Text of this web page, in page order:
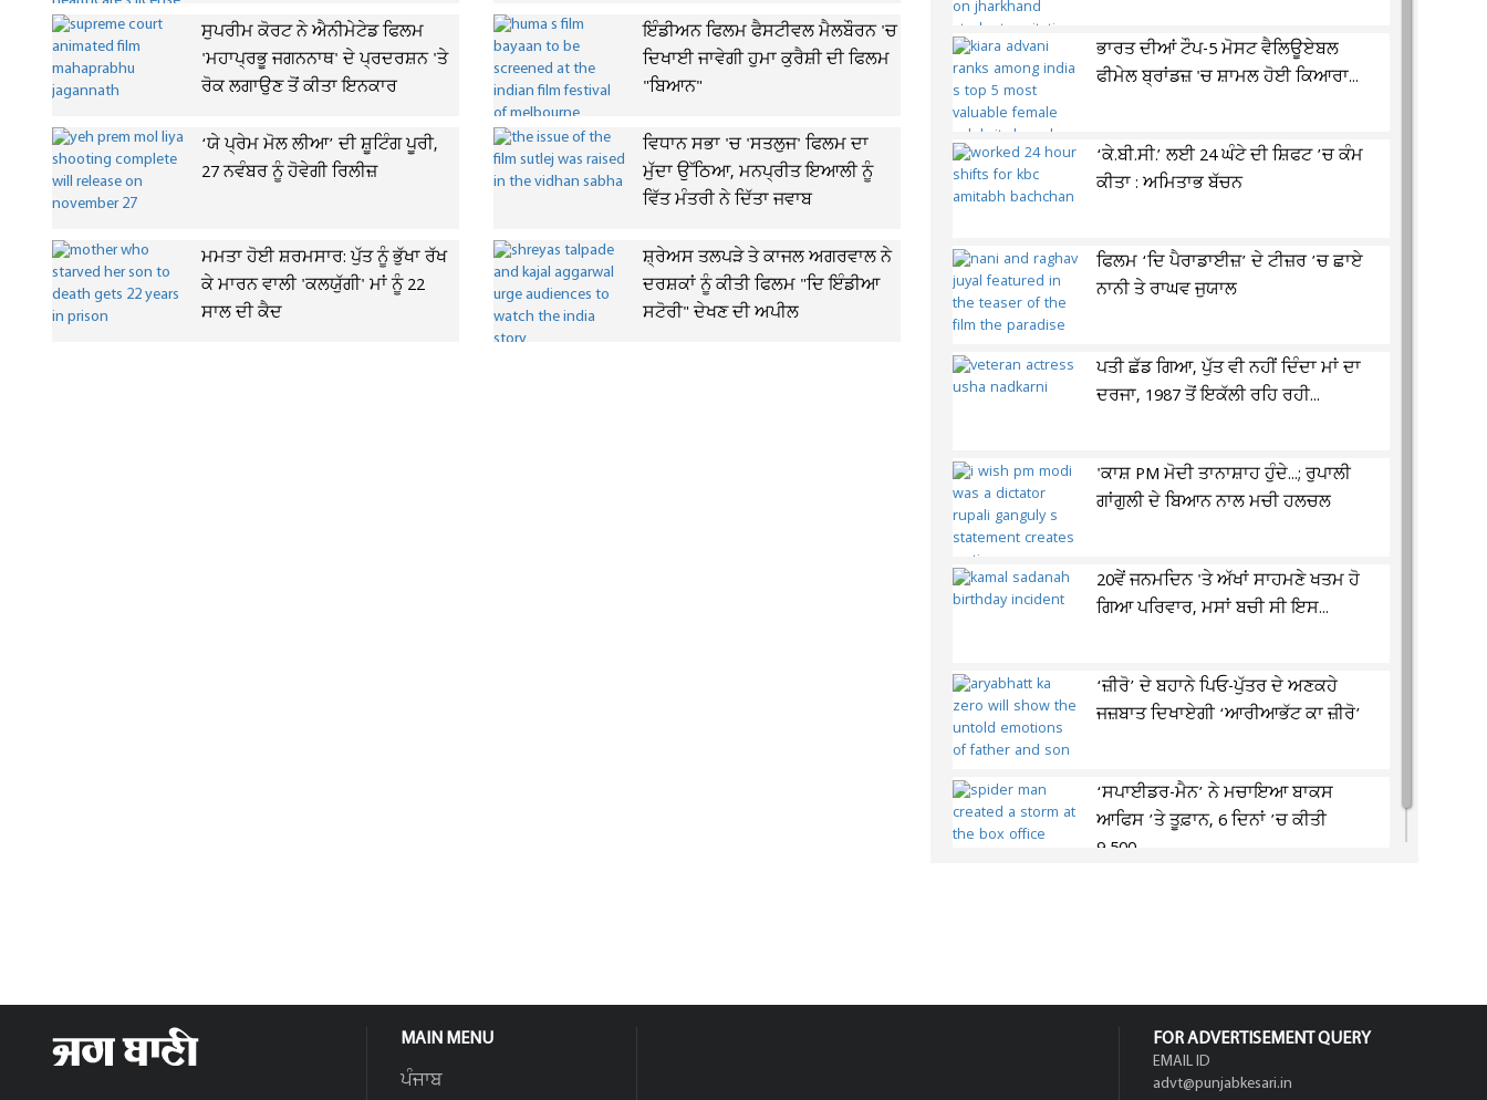
ਸੁਪਰੀਮ ਕੋਰਟ ਨੇ ਐਨੀਮੇਟੇਡ ਫਿਲਮ
'ਮਹਾਪ੍ਰਭੂ ਜਗਨਨਾਥ' ਦੇ ਪ੍ਰਦਰਸ਼ਨ 'ਤੇ
ਰੋਕ ਲਗਾਉਣ ਤੋਂ ਕੀਤਾ ਇਨਕਾਰ
ਇੰਡੀਅਨ ਫਿਲਮ ਫੈਸਟੀਵਲ ਮੈਲਬੌਰਨ 'ਚ
ਦਿਖਾਈ ਜਾਵੇਗੀ ਹੁਮਾ ਕੁਰੈਸ਼ੀ ਦੀ ਫਿਲਮ
"ਬਿਆਨ"
‘ਯੇ ਪ੍ਰੇਮ ਮੋਲ ਲੀਆ’ ਦੀ ਸ਼ੂਟਿੰਗ ਪੂਰੀ,
27 ਨਵੰਬਰ ਨੂੰ ਹੋਵੇਗੀ ਰਿਲੀਜ਼
ਵਿਧਾਨ ਸਭਾ 'ਚ 'ਸਤਲੁਜ' ਫਿਲਮ ਦਾ
ਮੁੱਦਾ ਉੱਠਿਆ, ਮਨਪ੍ਰੀਤ ਇਆਲੀ ਨੂੰ
ਵਿੱਤ ਮੰਤਰੀ ਨੇ ਦਿੱਤਾ ਜਵਾਬ
ਮਮਤਾ ਹੋਈ ਸ਼ਰਮਸਾਰ: ਪੁੱਤ ਨੂੰ ਭੁੱਖਾ ਰੱਖ
ਕੇ ਮਾਰਨ ਵਾਲੀ 'ਕਲਯੁੱਗੀ' ਮਾਂ ਨੂੰ 22
ਸਾਲ ਦੀ ਕੈਦ
ਸ਼੍ਰੇਅਸ ਤਲਪੜੇ ਤੇ ਕਾਜਲ ਅਗਰਵਾਲ ਨੇ
ਦਰਸ਼ਕਾਂ ਨੂੰ ਕੀਤੀ ਫਿਲਮ "ਦਿ ਇੰਡੀਆ
ਸਟੋਰੀ" ਦੇਖਣ ਦੀ ਅਪੀਲ
ਭਾਰਤ ਦੀਆਂ ਟੌਪ-5 ਮੋਸਟ ਵੈਲਿਊਏਬਲ
ਫੀਮੇਲ ਬ੍ਰਾਂਡਜ਼ 'ਚ ਸ਼ਾਮਲ ਹੋਈ ਕਿਆਰਾ...
‘ਕੇ.ਬੀ.ਸੀ.’ ਲਈ 24 ਘੰਟੇ ਦੀ ਸ਼ਿਫਟ ’ਚ ਕੰਮ
ਕੀਤਾ : ਅਮਿਤਾਭ ਬੱਚਨ
ਫਿਲਮ ‘ਦਿ ਪੈਰਾਡਾਈਜ਼’ ਦੇ ਟੀਜ਼ਰ ’ਚ ਛਾਏ
ਨਾਨੀ ਤੇ ਰਾਘਵ ਜੁਯਾਲ
ਪਤੀ ਛੱਡ ਗਿਆ, ਪੁੱਤ ਵੀ ਨਹੀਂ ਦਿੰਦਾ ਮਾਂ ਦਾ
ਦਰਜਾ, 1987 ਤੋਂ ਇਕੱਲੀ ਰਹਿ ਰਹੀ...
'ਕਾਸ਼ PM ਮੋਦੀ ਤਾਨਾਸ਼ਾਹ ਹੁੰਦੇ...; ਰੁਪਾਲੀ
ਗਾਂਗੁਲੀ ਦੇ ਬਿਆਨ ਨਾਲ ਮਚੀ ਹਲਚਲ
20ਵੇਂ ਜਨਮਦਿਨ 'ਤੇ ਅੱਖਾਂ ਸਾਹਮਣੇ ਖਤਮ ਹੋ
ਗਿਆ ਪਰਿਵਾਰ, ਮਸਾਂ ਬਚੀ ਸੀ ਇਸ...
‘ਜ਼ੀਰੋ’ ਦੇ ਬਹਾਨੇ ਪਿਓ-ਪੁੱਤਰ ਦੇ ਅਣਕਹੇ
ਜਜ਼ਬਾਤ ਦਿਖਾਏਗੀ ‘ਆਰੀਆਭੱਟ ਕਾ ਜ਼ੀਰੋ’
‘ਸਪਾਈਡਰ-ਮੈਨ’ ਨੇ ਮਚਾਇਆ ਬਾਕਸ
ਆਫਿਸ ’ਤੇ ਤੂਫ਼ਾਨ, 6 ਦਿਨਾਂ ’ਚ ਕੀਤੀ
9,500...
MAIN MENU
ਪੰਜਾਬ
FOR ADVERTISEMENT QUERY
EMAIL ID
advt@punjabkesari.in